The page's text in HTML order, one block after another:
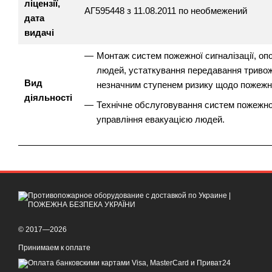
ліцензії,
дата
видачі
АГ595448 з 11.08.2011 по необмежений
Вид
діяльності
Монтаж систем пожежної сигналізації,
людей, устаткування передавання
незначним ступенем ризику щодо
Технічне обслуговування систем
управління евакуацією людей.
© 2017—2026
Принимаем к оплате